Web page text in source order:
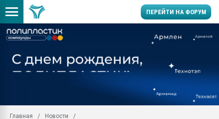
ПЕРЕЙТИ НА ФОРУМ
умельцы изготовили
колонок полностью из
Продажа готового
производство SPC
Главная
Новости